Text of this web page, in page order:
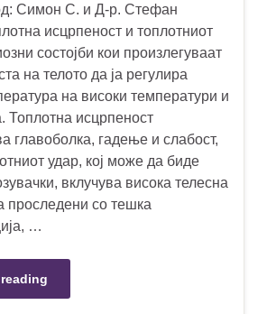
Симон С. и Д-р. Стефан
исцрпеност и топлотниот
состојби кои произлегуваат
на телото да ја регулира
на високи температури и
Топлотна исцрпеност
главоболка, гадење и слабост,
удар, кој може да биде
вклучува висока телесна
проследени со тешка
…